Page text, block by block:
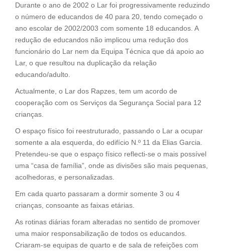
Durante o ano de 2002 o Lar foi progressivamente reduzindo
o número de educandos de 40 para 20, tendo começado o
ano escolar de 2002/2003 com somente 18 educandos. A
redução de educandos não implicou uma redução dos
funcionário do Lar nem da Equipa Técnica que dá apoio ao
Lar, o que resultou na duplicação da relação
educando/adulto.
Actualmente, o Lar dos Rapzes, tem um acordo de
cooperação com os Serviços da Segurança Social para 12
crianças.
O espaço físico foi reestruturado, passando o Lar a ocupar
somente a ala esquerda, do edifício N.º 11 da Elias Garcia.
Pretendeu-se que o espaço físico reflecti-se o mais possível
uma “casa de família”, onde as divisões são mais pequenas,
acolhedoras, e personalizadas.
Em cada quarto passaram a dormir somente 3 ou 4
crianças, consoante as faixas etárias.
As rotinas diárias foram alteradas no sentido de promover
uma maior responsabilização de todos os educandos.
Criaram-se equipas de quarto e de sala de refeições com